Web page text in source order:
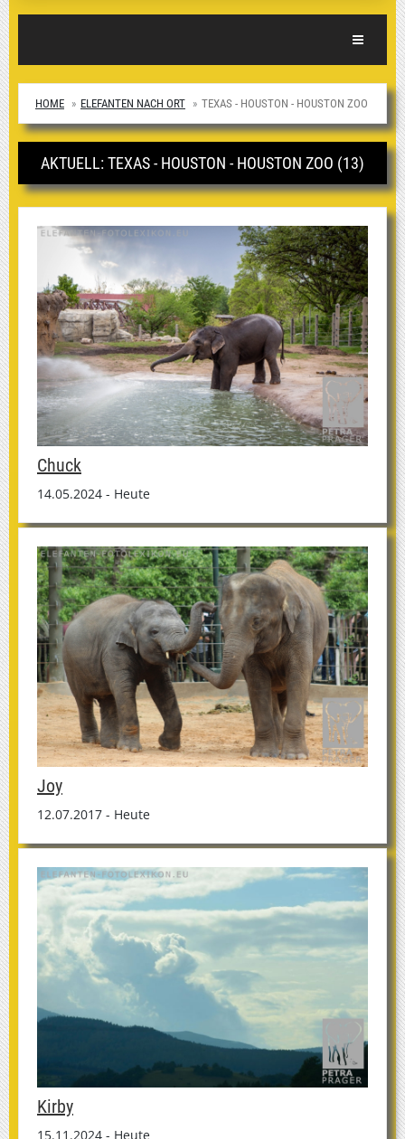
Toggle
HOME ELEFANTEN NACH ORT TEXAS - HOUSTON - HOUSTON ZOO
AKTUELL: TEXAS - HOUSTON - HOUSTON ZOO (13)
Chuck
14.05.2024 - Heute
Joy
12.07.2017 - Heute
Kirby
15.11.2024 - Heute